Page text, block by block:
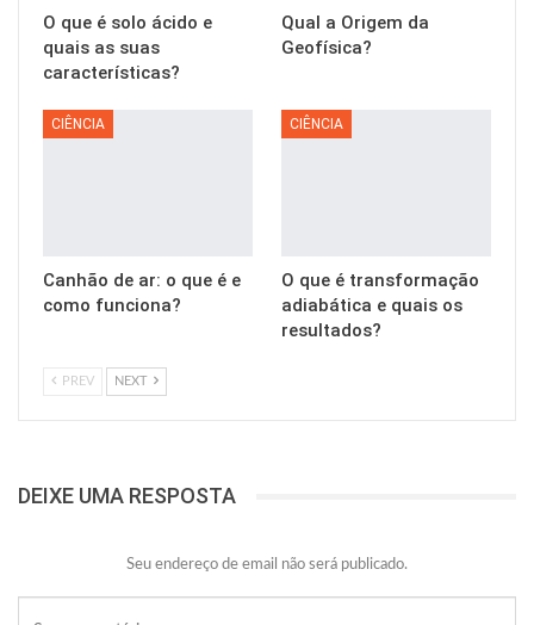
O que é solo ácido e
quais as suas
características?
Qual a Origem da
Geofísica?
CIÊNCIA
Canhão de ar: o que é e
como funciona?
CIÊNCIA
O que é transformação
adiabática e quais os
resultados?
PREV NEXT
DEIXE UMA RESPOSTA
Seu endereço de email não será publicado.